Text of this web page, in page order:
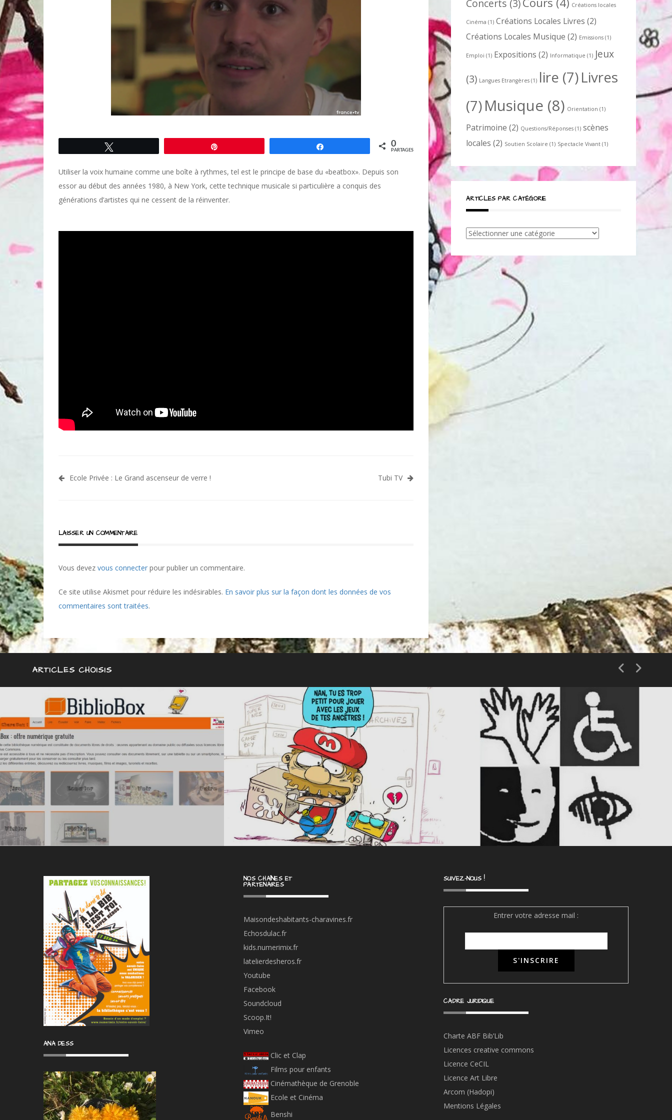
0
PARTAGES
Utiliser la voix humaine comme une boîte à rythmes, tel est le principe de base du «beatbox». Depuis son
essor au début des années 1980, à New York, cette technique musicale si particulière a conquis des
générations d’artistes qui ne cessent de la réinventer.
Navigation
Ecole Privée : Le Grand ascenseur de verre ! Tubi TV
LAISSER UN COMMENTAIRE
Vous devez vous connecter pour publier un commentaire.
Ce site utilise Akismet pour réduire les indésirables. En savoir plus sur la façon dont les données de vos
commentaires sont traitées.
Concerts (3) Créations locales
Cinéma (1) Créations Locales Livres (2)
Créations Locales Musique (2) Emissions (1)
Emploi (1) Expositions (2) Informatique (1) Jeux
(3) Langues Etrangères (1) lire (7)Livres
(7)Musique (8) Orientation (1)
Patrimoine (2) Questions/Réponses (1) scènes
locales (2) Soutien Scolaire (1) Spectacle Vivant (1)
ARTICLES PAR CATÉGORIE
Articles
catégorie
ARTICLES CHOISIS
ANA DESS
NOS CHAÎNES ET
PARTENAIRES
Maisondeshabitants-charavines.fr
Echosdulac.fr
kids.numerimix.fr
latelierdesheros.fr
Youtube
Facebook
Soundcloud
Scoop.It!
Vimeo
Clic et Clap
Films pour enfants
Cinémathèque de Grenoble
Ecole et Cinéma
Benshi
SUIVEZ-NOUS !
Entrer votre adresse mail :
CADRE JURIDIQUE
Charte ABF Bib’Lib
Licences creative commons
Licence CeCIL
Licence Art Libre
Arcom (Hadopi)
Mentions Légales